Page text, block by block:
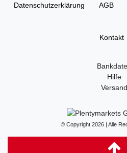
Daten­schutz­erklärung AGB
Kontakt
Hilfe
Versand
© Copyright 2026 | Alle